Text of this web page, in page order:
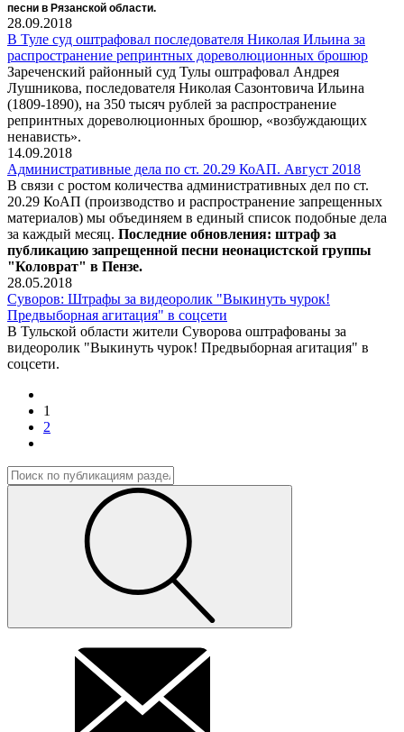
песни в Рязанской области.
28.09.2018
В Туле суд оштрафовал последователя Николая Ильина за
распространение репринтных дореволюционных брошюр
Зареченский районный суд Тулы оштрафовал Андрея
Лушникова, последователя Николая Сазонтовича Ильина
(1809-1890), на 350 тысяч рублей за распространение
репринтных дореволюционных брошюр, «возбуждающих
ненависть».
14.09.2018
Административные дела по ст. 20.29 КоАП. Август 2018
В связи с ростом количества административных дел по ст.
20.29 КоАП (производство и распространение запрещенных
материалов) мы объединяем в единый список подобные дела
за каждый месяц. Последние обновления: штраф за
публикацию запрещенной песни неонацистской группы
"Коловрат" в Пензе.
28.05.2018
Суворов: Штрафы за видеоролик "Выкинуть чурок!
Предвыборная агитация" в соцсети
В Тульской области жители Суворова оштрафованы за
видеоролик "Выкинуть чурок! Предвыборная агитация" в
соцсети.
1
2